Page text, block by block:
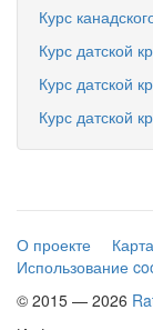
Курс
Курс датской
Курс датской
Курс датской
О проекте
Использование
© 2015 — 2026